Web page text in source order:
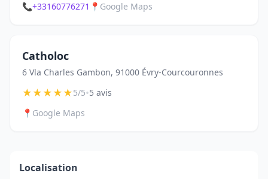
📞+33160776271 📍 Google Maps
Catholoc
6 Vla Charles Gambon, 91000 Évry-Courcouronnes
★★★★★5/5•5 avis
📍 Google Maps
Localisation